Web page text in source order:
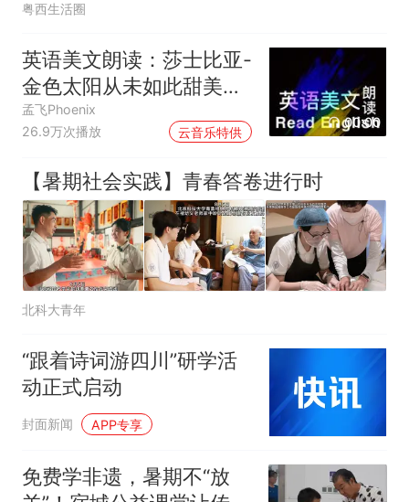
粤西生活圈
英语美文朗读：莎士比亚-
金色太阳从未如此甜美吻
过
孟飞Phoenix
26.9万次播放
云音乐特供
00:00
【暑期社会实践】青春答卷进行时
北科大青年
“跟着诗词游四川”研学活
动正式启动
封面新闻 APP专享
免费学非遗，暑期不“放